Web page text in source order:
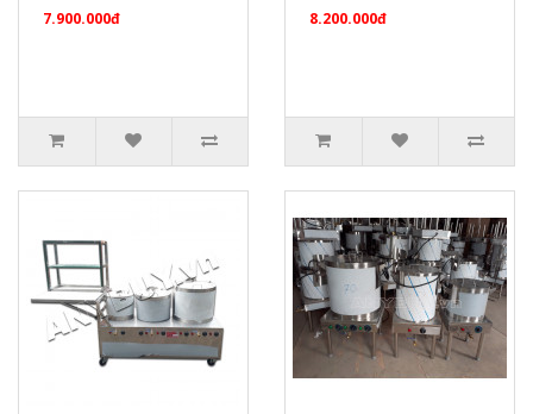
7.900.000đ 8.200.000đ